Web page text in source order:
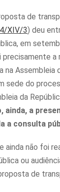
de
XIV/3) deu
em
a
na Assembleia
sede do
da
ainda, a
a consulta
ainda não foi
ou
de